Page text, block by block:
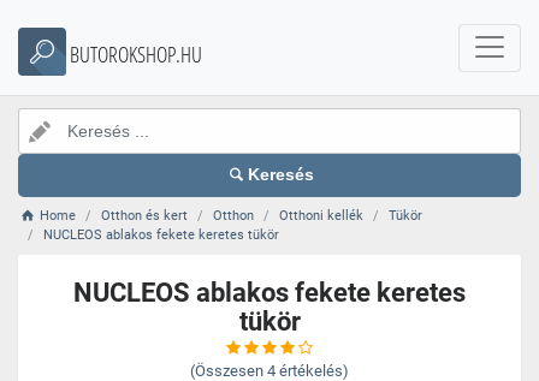
BUTOROKSHOP.HU
Keresés
Home Otthon és kert Otthon Otthoni kellék
Tükör
NUCLEOS ablakos fekete keretes tükör
NUCLEOS ablakos fekete keretes
tükör
(Összesen 4 értékelés)